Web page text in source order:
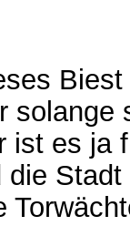
ist es ja